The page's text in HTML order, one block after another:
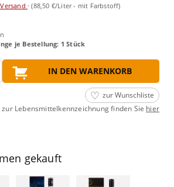
·(88,50 €/Liter - mit Farbstoff)
je Bestellung: 1 Stück
IN DEN WARENKORB
zur Wunschliste
zur Lebensmittelkennzeichnung finden Sie hier
gekauft